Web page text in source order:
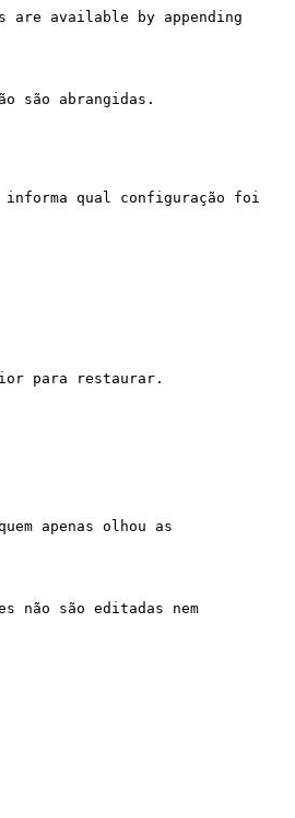
available by appending
são abrangidas.
informa qual configuração foi
para restaurar.
apenas olhou as
são editadas nem